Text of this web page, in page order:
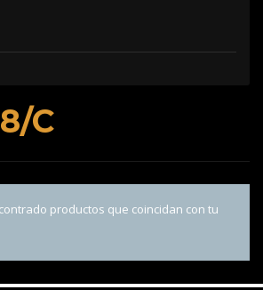
C
productos que coincidan con tu